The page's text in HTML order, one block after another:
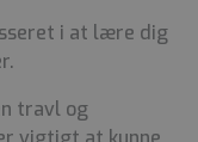
i at lære dig
travl og